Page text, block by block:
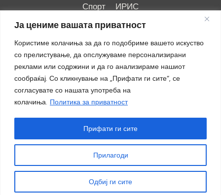
Ја цениме вашата приватност
Користиме колачиња за да го подобриме вашето искуство
со прелистување, да опслужуваме персонализирани
реклами или содржини и да го анализираме нашиот
сообраќај. Со кликнување на „Прифати ги сите“, се
согласувате со нашата употреба на
колачиња. Политика за приватност
Прилагоди
Одбиј ги сите
Прифати ги сите
Спорт
ИРИС
Импресум|Маркетинг
© 2018 - 2026 ОТВ